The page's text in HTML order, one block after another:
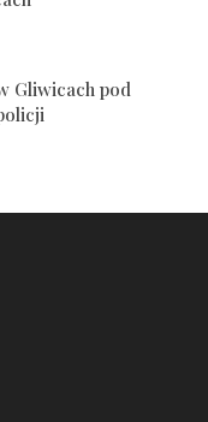
Gliwicach pod